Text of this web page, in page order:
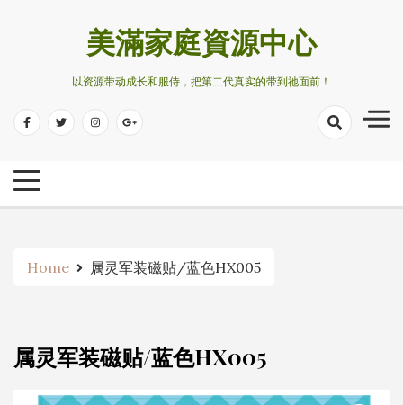
美滿家庭資源中心
以资源带动成长和服侍，把第二代真实的带到祂面前！
Home 属灵军装磁贴/蓝色HX005
属灵军装磁贴/蓝色HX005